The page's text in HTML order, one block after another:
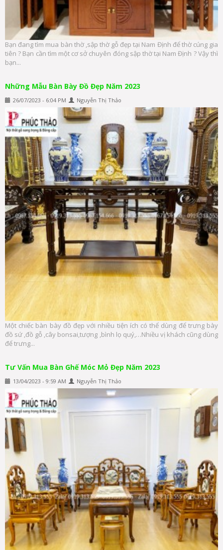
Bạn đang tìm mua bàn thờ ,sập thờ gỗ đẹp tại Nam Định để thờ cúng gia
tiên ? Bạn cần tìm một cơ sở chuyên đóng sập thờ tại Nam Định ? Vậy thì
bạn...
Những Mẫu Bàn Bày Đồ Đẹp Năm 2023
26/07/2023 - 6:04 PM Nguyễn Thị Thảo
Một chiếc bàn bày đồ đẹp với nhiều tiện ích có thể dùng để trưng bày
đồ sứ ,đồ gỗ ,cây bonsai,tượng ,bình lọ quý,…Nhiều vị khách cũng dùng
để trưng...
Tư Vấn Mua Bàn Ghế Móc Mỏ Đẹp Năm 2023
13/04/2023 - 9:59 AM Nguyễn Thị Thảo